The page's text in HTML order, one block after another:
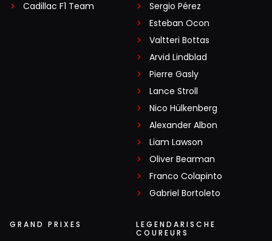
Cadillac F1 Team
Sergio Pérez
Esteban Ocon
Valtteri Bottas
Arvid Lindblad
Pierre Gasly
Lance Stroll
Nico Hülkenberg
Alexander Albon
Liam Lawson
Oliver Bearman
Franco Colapinto
Gabriel Bortoleto
GRAND PRIXES
LEGENDARISCHE
COUREURS